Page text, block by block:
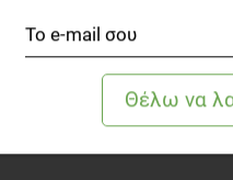
Διατροφική αγωγή: Πιο
αγωγή;